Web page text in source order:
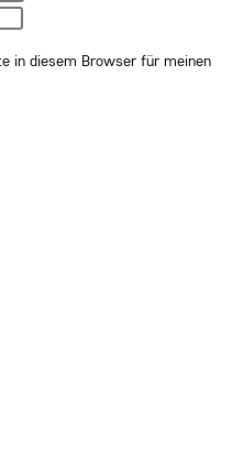
in diesem Browser für meinen